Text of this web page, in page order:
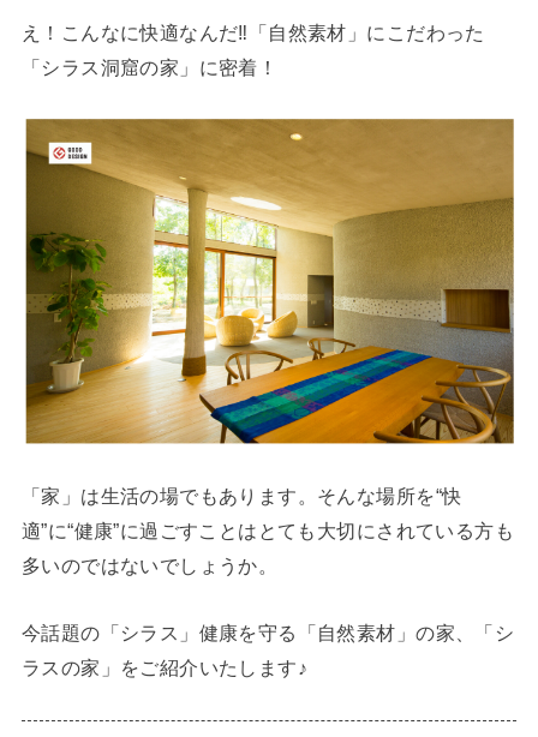
え！こんなに快適なんだ‼「自然素材」にこだわった
「シラス洞窟の家」に密着！
「家」は生活の場でもあります。そんな場所を“快
適”に“健康”に過ごすことはとても大切にされている方も
多いのではないでしょうか。
今話題の「シラス」健康を守る「自然素材」の家、「シ
ラスの家」をご紹介いたします♪